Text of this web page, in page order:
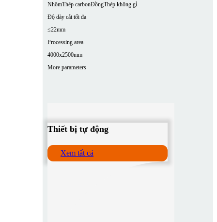
NhômThép carbonĐồngThép không gỉ
Độ dày cắt tối đa
≤22mm
Processing area
4000x2500mm
More parameters
Thiết bị tự động
Xem tất cả